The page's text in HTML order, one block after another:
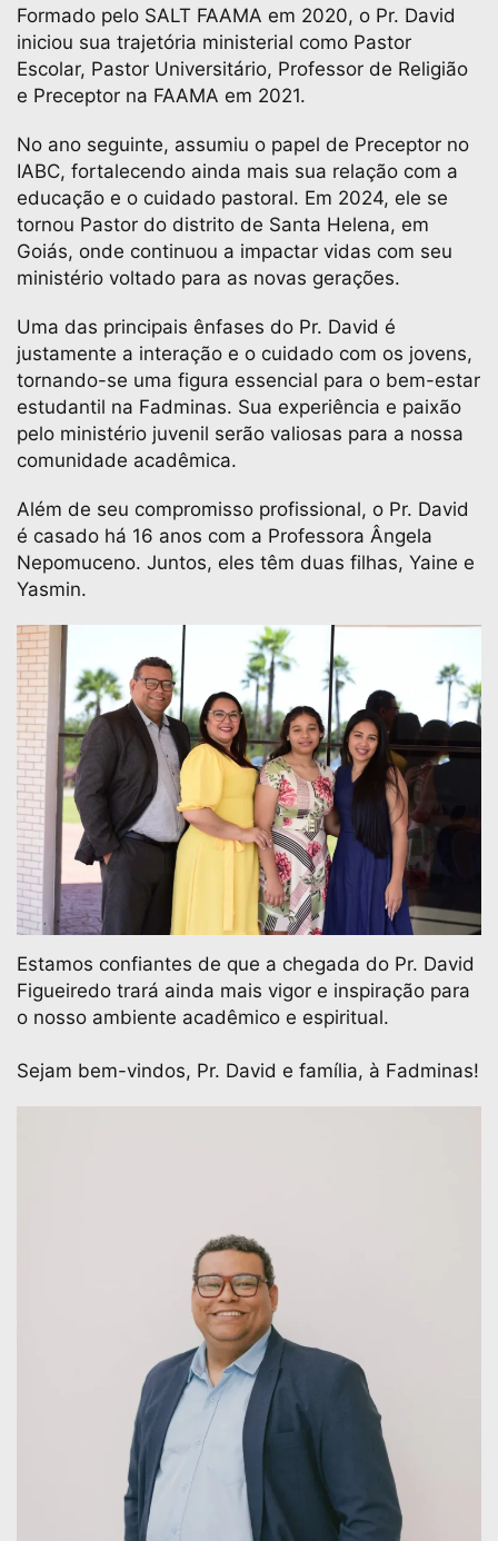
Formado pelo SALT FAAMA em 2020, o Pr. David
iniciou sua trajetória ministerial como Pastor
Escolar, Pastor Universitário, Professor de Religião
e Preceptor na FAAMA em 2021.
No ano seguinte, assumiu o papel de Preceptor no
IABC, fortalecendo ainda mais sua relação com a
educação e o cuidado pastoral. Em 2024, ele se
tornou Pastor do distrito de Santa Helena, em
Goiás, onde continuou a impactar vidas com seu
ministério voltado para as novas gerações.
Uma das principais ênfases do Pr. David é
justamente a interação e o cuidado com os jovens,
tornando-se uma figura essencial para o bem-estar
estudantil na Fadminas. Sua experiência e paixão
pelo ministério juvenil serão valiosas para a nossa
comunidade acadêmica.
Além de seu compromisso profissional, o Pr. David
é casado há 16 anos com a Professora Ângela
Nepomuceno. Juntos, eles têm duas filhas, Yaine e
Yasmin.
Estamos confiantes de que a chegada do Pr. David
Figueiredo trará ainda mais vigor e inspiração para
o nosso ambiente acadêmico e espiritual.
Sejam bem-vindos, Pr. David e família, à Fadminas!